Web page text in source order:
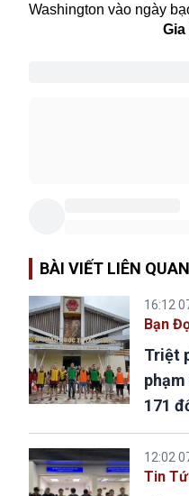
Washington vào ngày
BÀI VIẾT LIÊN QUAN
16:12
Bạn
Triệt
171
12:02
Tin